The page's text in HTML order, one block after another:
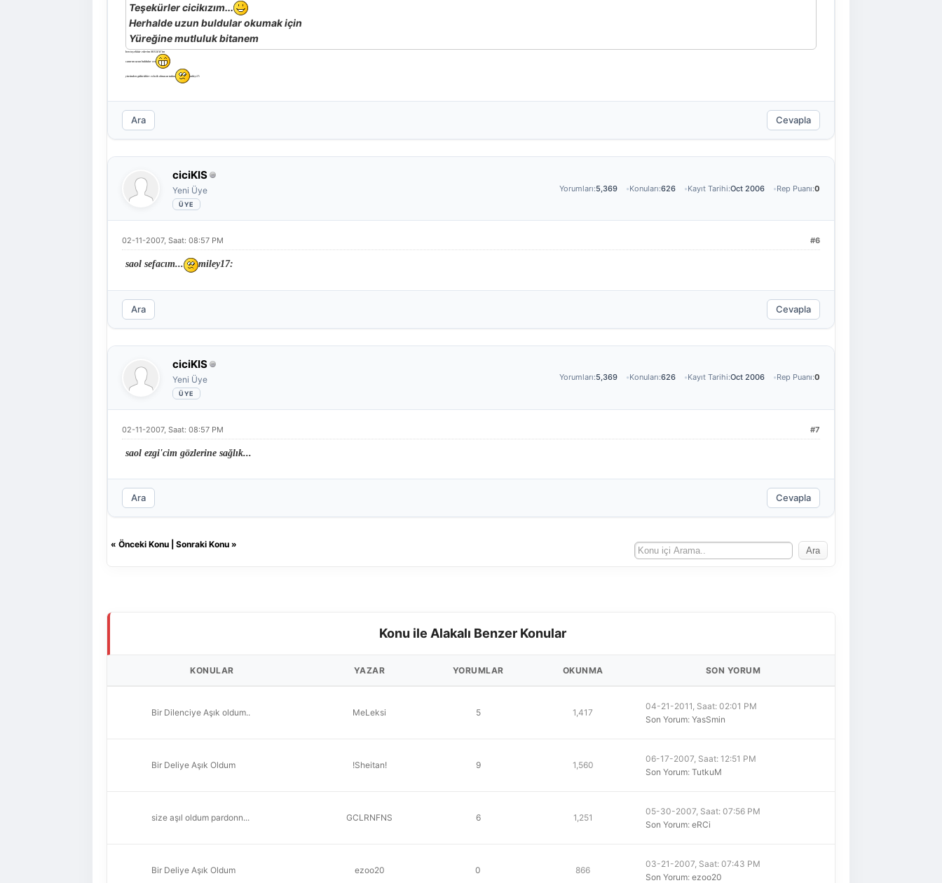
Teşekürler cicikızım...
Herhalde uzun buldular okumak için
Yüreğine mutluluk bitanem
ben teşekkür ederim MELEK'im
sanırım uzun buldular eet
yüzünden gülücükler esksik olmasın tatlım miley17:
Ara Cevapla
ciciKIS
Yeni Üye Yorumları:5,369 Konuları:626 Kayıt Tarihi:Oct 2006 Rep Puanı:0
#6
02-11-2007, Saat: 08:57 PM
saol sefacım... miley17:
Ara Cevapla
ciciKIS
Yeni Üye Yorumları:5,369 Konuları:626 Kayıt Tarihi:Oct 2006 Rep Puanı:0
#7
02-11-2007, Saat: 08:57 PM
saol ezgi'cim gözlerine sağlık...
Ara Cevapla
« Önceki Konu Sonraki Konu »
Konu ile Alakalı Benzer Konular
KONULAR YAZAR YORUMLAR OKUNMA SON YORUM
Bir Dilenciye Aşık oldum.. MeLeksi 5 1,417
04-21-2011, Saat: 02:01 PM
Son Yorum: YasSmin
Bir Deliye Aşık Oldum !Sheitan! 9 1,560
06-17-2007, Saat: 12:51 PM
Son Yorum: TutkuM
size aşıl oldum pardonn... GCLRNFNS 6 1,251
05-30-2007, Saat: 07:56 PM
Son Yorum: eRCi
Bir Deliye Aşık Oldum ezoo20 0 866
03-21-2007, Saat: 07:43 PM
Son Yorum: ezoo20